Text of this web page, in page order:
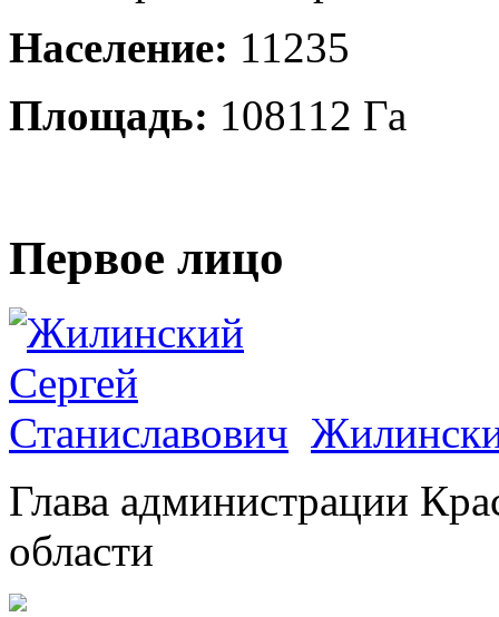
Население: 11235
Площадь: 108112 Га
Первое лицо
Глава администрации
области